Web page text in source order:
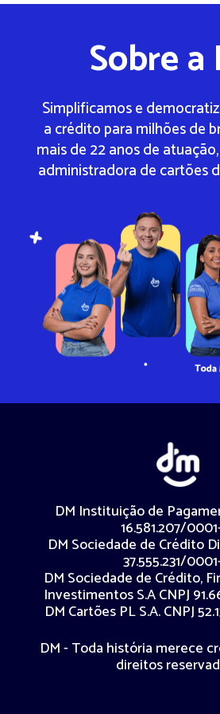
Sobre a
Simplificamos e
a crédito para milhões de
mais de 22 anos de
administradora de cartões
DM Instituição de
16.581.207/
DM Sociedade de Crédito
37.555.231/
DM Sociedade de Crédito,
Investimentos S.A CNPJ
DM Cartões PL S.A. CNPJ
DM - Toda história merece
direitos